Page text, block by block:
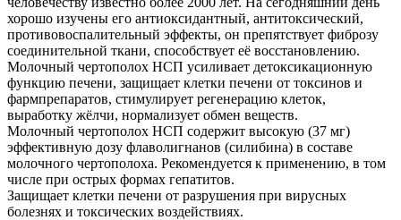
хорошо изучены его антиоксидантный, антитоксический,
противовоспалительный эффекты, он препятствует фиброзу
соединительной ткани, способствует её восстановлению.
Молочный чертополох НСП усиливает детоксикационную
функцию печени, защищает клетки печени от токсинов и
фармпрепаратов, стимулирует регенерацию клеток,
выработку жёлчи, нормализует обмен веществ.
Молочный чертополох НСП содержит высокую (37 мг)
эффективную дозу флаволигнанов (силибина) в составе
молочного чертополоха. Рекомендуется к применению, в том
числе при острых формах гепатитов.
Защищает клетки печени от разрушения при вирусных
болезнях и токсических воздействиях.